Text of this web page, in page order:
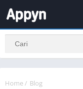
Home / Blog